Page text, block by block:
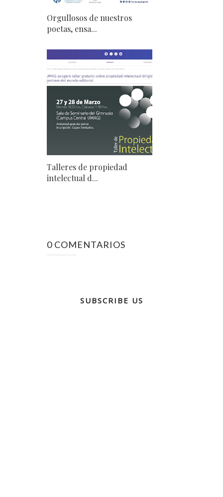
Orgullosos de nuestros
poetas, ensa...
Talleres de propiedad
intelectual d...
0 COMENTARIOS
SUBSCRIBE US